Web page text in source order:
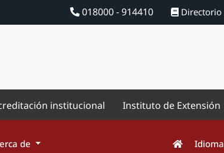
018000 - 914410 Directorio
institucional Instituto de Extensión
de Idioma